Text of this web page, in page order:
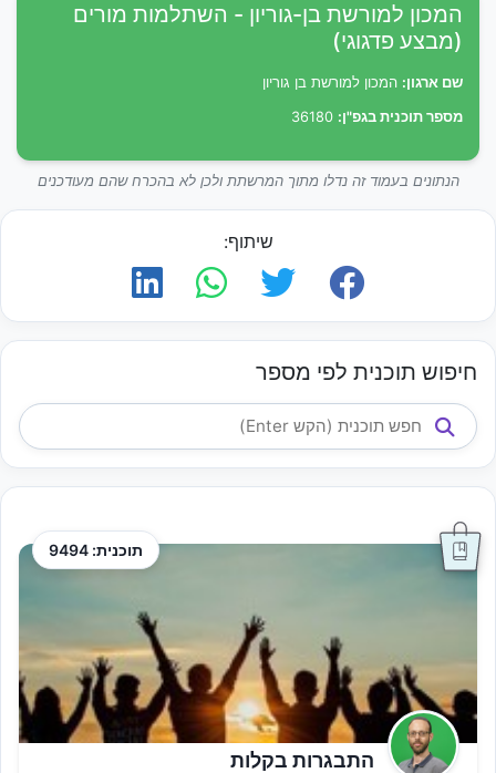
המכון למורשת בן-גוריון - השתלמות מורים
(מבצע פדגוגי)
שם ארגון: המכון למורשת בן גוריון
מספר תוכנית בגפ"ן:
הנתונים בעמוד זה נדלו מתוך המרשתת ולכן לא בהכרח שהם מעודכנים
שיתוף:
חיפוש תוכנית לפי מספר
תוכנית: 9494
התבגרות בקלות